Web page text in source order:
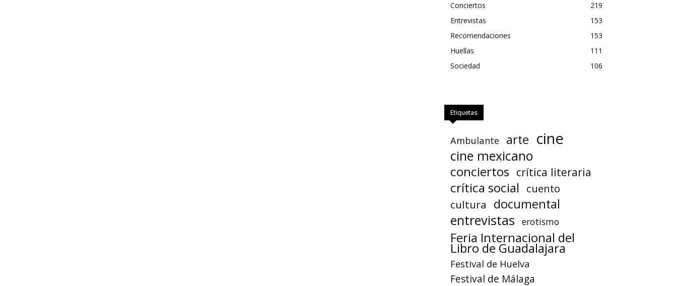
Conciertos
219
Entrevistas
153
Recomendaciones
153
Huellas
111
Sociedad
106
Etiquetas
Ambulante arte cine
cine mexicano
conciertos crítica literaria
crítica social
cuento
cultura
documental
entrevistas erotismo
Feria Internacional del
Libro de Guadalajara
Festival de Huelva
Festival de Málaga